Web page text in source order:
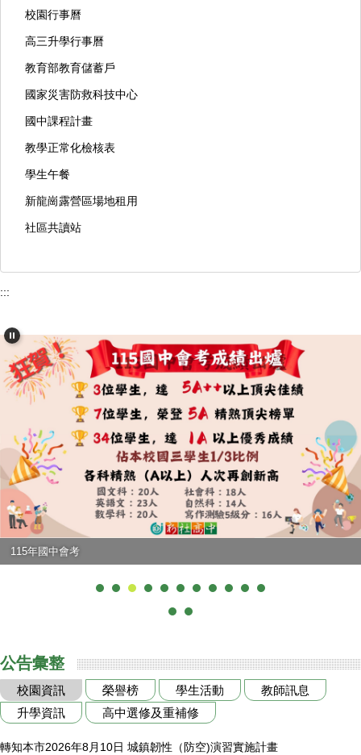
校園行事曆
高三升學行事曆
教育部教育儲蓄戶
國家災害防救科技中心
國中課程計畫
教學正常化檢核表
學生午餐
新龍崗露營區場地租用
社區共讀站
:::
115年國中會考
公告彙整
校園資訊 榮譽榜 學生活動
教師訊息
升學資訊
高中選修及重補修
轉知本市2026年8月10日 城鎮韌性（防空)演習實施計畫